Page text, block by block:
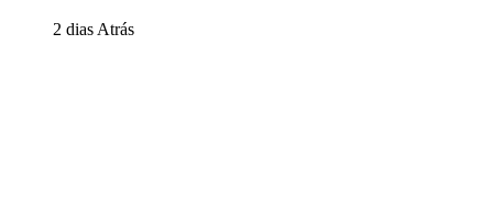
2 dias Atrás